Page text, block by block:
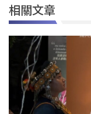
相關文章